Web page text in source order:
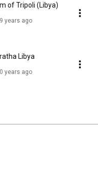
of Tripoli (Libya)
years ago
Libya
years ago